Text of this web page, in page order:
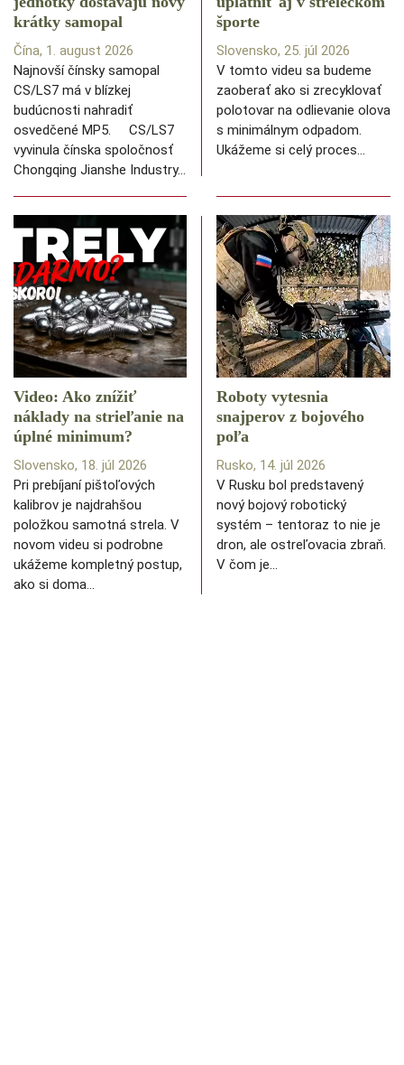
krátky samopal
Čína, 1. august 2026
Najnovší čínsky samopal
CS/LS7 má v blízkej
budúcnosti nahradiť
osvedčené MP5. CS/LS7
vyvinula čínska spoločnosť
Chongqing Jianshe Industry…
športe
Slovensko, 25. júl 2026
V tomto videu sa budeme
zaoberať ako si zrecyklovať
polotovar na odlievanie olova
s minimálnym odpadom.
Ukážeme si celý proces…
Video: Ako znížiť
náklady na strieľanie na
úplné minimum?
Slovensko, 18. júl 2026
Pri prebíjaní pištoľových
kalibrov je najdrahšou
položkou samotná strela. V
novom videu si podrobne
ukážeme kompletný postup,
ako si doma…
Roboty vytesnia
snajperov z bojového
poľa
Rusko, 14. júl 2026
V Rusku bol predstavený
nový bojový robotický
systém – tentoraz to nie je
dron, ale ostreľovacia zbraň.
V čom je…